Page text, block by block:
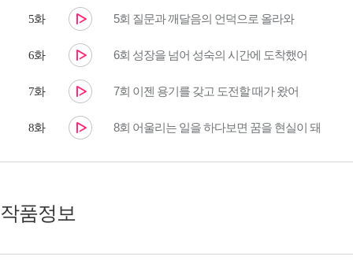
5화 5회 질문과 깨달음의 언덕으로 올라와
6화 6회 성장을 넘어 성숙의 시간에 도착했어
7화 7회 이젠 용기를 갖고 도전할 때가 왔어
8화 8회 어울리는 일을 하다보면 꿈을 현실이 돼
작품정보